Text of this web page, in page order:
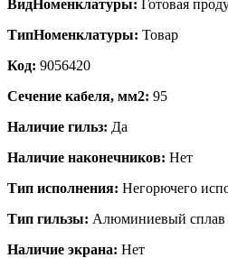
ВидНоменклатуры: Готовая
ТипНоменклатуры: Товар
Код: 9056420
Сечение кабеля, мм2: 95
Наличие гильз: Да
Наличие наконечников: Нет
Тип исполнения: Негорючего
Тип гильзы: Алюминиевый сплав
Наличие экрана: Нет